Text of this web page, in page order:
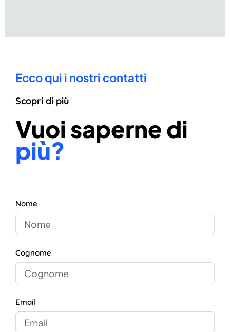
Ecco qui i nostri contatti
Scopri di più
Vuoi saperne di
più?
Nome
Cognome
Email